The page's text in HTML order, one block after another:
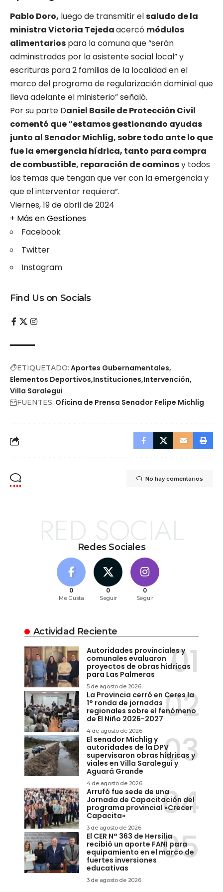
Pablo Doro, luego de transmitir elsaludo de la
ministra Victoria Tejedaacercó módulos
alimentarios para la comuna que “serán
administrados por la asistente social local” y
escrituras para 2 familias de la localidad en el
marco del programa de regularización dominial que
lleva adelante el ministerio” señaló.
Por su parte Daniel Basile de Protección Civil
comentó que “estamos gestionando ayudas
junto al Senador Michlig, sobre todo ante lo que
fue la emergencia hídrica, tanto para compra
de combustible, reparación de caminosy todos
los temas que tengan que ver con la emergencia y
que el interventor requiera”.
Viernes, 19 de abril de 2024
+ Más enGestiones
Facebook
Twitter
Instagram
Find Us on Socials
ETIQUETADO: Aportes Gubernamentales
Elementos Deportivos Instituciones Intervención
Villa Saralegui
FUENTES: Oficina de Prensa Senador Felipe Michlig
No hay comentarios
Redes Sociales
RED SOCIAL
0
Me Gusta
0
Seguir
0
Seguir
Actividad Reciente
Autoridades provinciales y
comunales evaluaron
proyectos de obras hídricas
para Las Palmeras
5 de agosto de 2026
La Provincia cerró en Ceres la
1° ronda de jornadas
regionales sobre el fenómeno
de El Niño 2026-2027
4 de agosto de 2026
El senador Michlig y
autoridades de la DPV
supervisaron obras hídricas y
viales en Villa Saralegui y
Aguará Grande
4 de agosto de 2026
Arrufó fue sede de una
Jornada de Capacitación del
programa provincial «Crecer
Capacita»
3 de agosto de 2026
El CER N° 363 de Hersilia
recibió un aporte FANI para
equipamiento en el marco de
fuertes inversiones
educativas
3 de agosto de 2026